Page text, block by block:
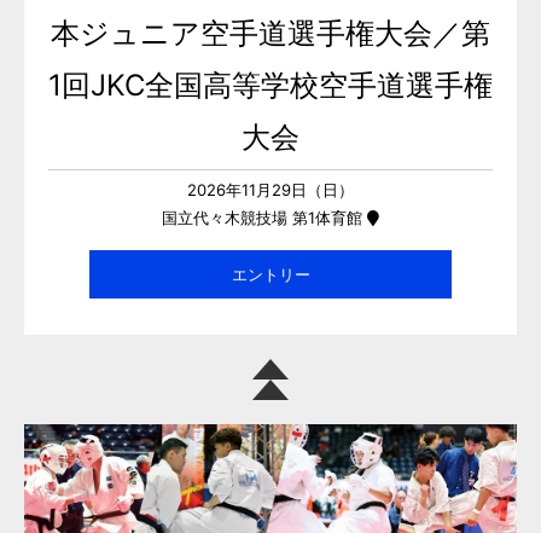
本ジュニア空手道選手権大会／第
1回JKC全国高等学校空手道選手権
大会
2026年11月29日（日）
国立代々木競技場 第1体育館
エントリー